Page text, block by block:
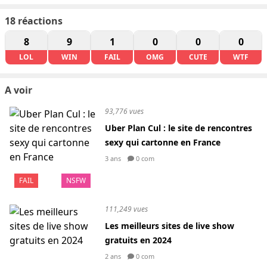
18 réactions
8
LOL
9
WIN
1
FAIL
0
OMG
0
CUTE
0
WTF
A voir
FAIL NSFW
93,776 vues
Uber Plan Cul : le site de rencontres
sexy qui cartonne en France
3 ans 0 com
111,249 vues
Les meilleurs sites de live show
gratuits en 2024
2 ans 0 com